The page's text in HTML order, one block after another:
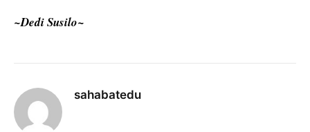
~Dedi Susilo~
sahabatedu